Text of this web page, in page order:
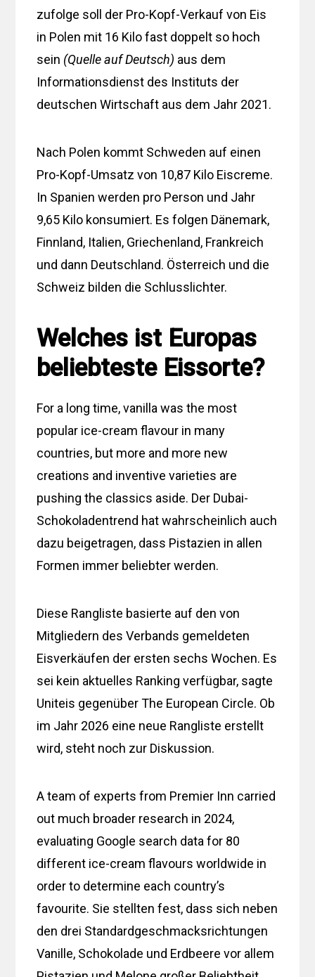
zufolge soll der Pro-Kopf-Verkauf von Eis
in Polen mit 16 Kilo fast doppelt so hoch
sein (Quelle auf Deutsch) aus dem
Informationsdienst des Instituts der
deutschen Wirtschaft aus dem Jahr 2021.
Nach Polen kommt Schweden auf einen
Pro-Kopf-Umsatz von 10,87 Kilo Eiscreme.
In Spanien werden pro Person und Jahr
9,65 Kilo konsumiert. Es folgen Dänemark,
Finnland, Italien, Griechenland, Frankreich
und dann Deutschland. Österreich und die
Schweiz bilden die Schlusslichter.
Welches ist Europas
beliebteste Eissorte?
For a long time, vanilla was the most
popular ice-cream flavour in many
countries, but more and more new
creations and inventive varieties are
pushing the classics aside. Der Dubai-
Schokoladentrend hat wahrscheinlich auch
dazu beigetragen, dass Pistazien in allen
Formen immer beliebter werden.
Diese Rangliste basierte auf den von
Mitgliedern des Verbands gemeldeten
Eisverkäufen der ersten sechs Wochen. Es
sei kein aktuelles Ranking verfügbar, sagte
Uniteis gegenüber The European Circle. Ob
im Jahr 2026 eine neue Rangliste erstellt
wird, steht noch zur Diskussion.
A team of experts from Premier Inn carried
out much broader research in 2024,
evaluating Google search data for 80
different ice-cream flavours worldwide in
order to determine each country’s
favourite. Sie stellten fest, dass sich neben
den drei Standardgeschmacksrichtungen
Vanille, Schokolade und Erdbeere vor allem